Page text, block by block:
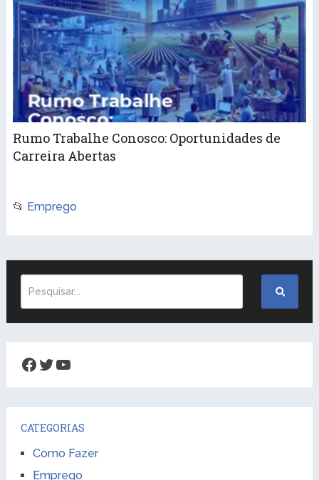
Rumo Trabalhe Conosco: Oportunidades de
Carreira Abertas
📂 Emprego
Facebook
Twitter
Youtube
CATEGORIAS
Como Fazer
Emprego